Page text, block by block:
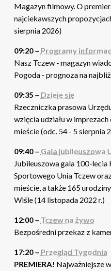
Magazyn filmowy. O
najciekawszych
sierpnia 2026)
09:20 – Programy
Nasz Tczew - magazyn
Pogoda - prognoza na
09:35 – Dzieje się
Rzeczniczka prasowa
wzięcia udziału w
mieście (odc. 54 - 5 sierpnia
09:40 – Gala jubileuszowa
Jubileuszowa gala 100-
Sportowego Unia Tczew
mieście, a także 165
Wiśle (14 listopada 2022 r.)
12:00 – Tczew na żywo
Bezpośredni przekaz z
17:20 – Przegląd Tygodnia
PREMIERA! Najważniejsze